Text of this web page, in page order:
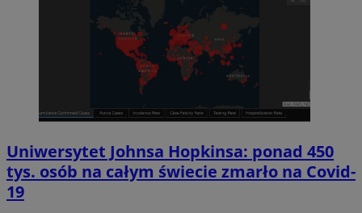
Uniwersytet Johnsa Hopkinsa: ponad 450
tys. osób na całym świecie zmarło na Covid-
19